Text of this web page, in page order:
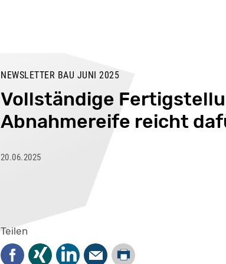
NEWSLETTER BAU JUNI 2025
Vollständige
Abnahmereife reicht
20.06.2025
Teilen
Drucken